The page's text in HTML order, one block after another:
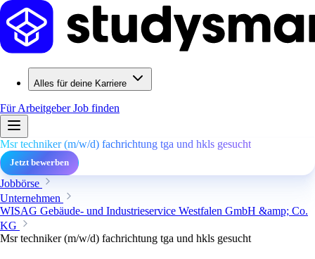
Alles für deine Karriere
Für ArbeitgeberJob finden
Msr techniker (m/w/d) fachrichtung tga und hkls gesucht
Jetzt bewerben
Jobbörse
Unternehmen
WISAG Gebäude- und Industrieservice Westfalen GmbH &amp; Co.
KG
Msr techniker (m/w/d) fachrichtung tga und hkls gesucht